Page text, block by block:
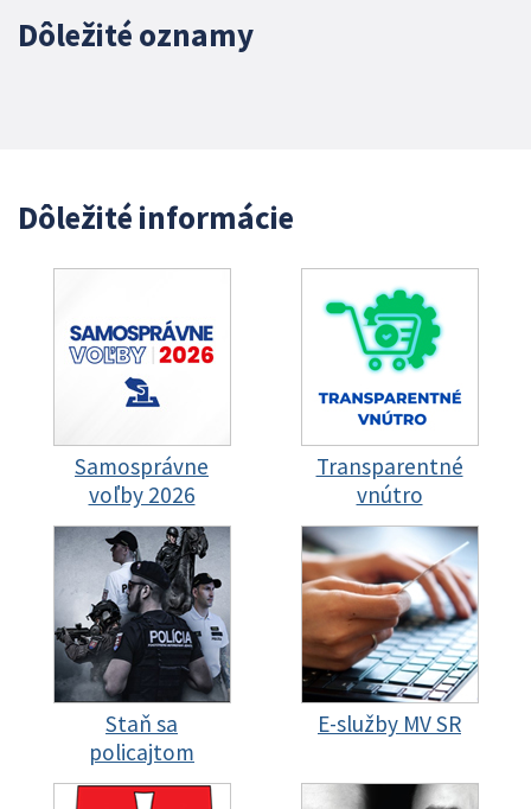
Dôležité oznamy
Dôležité informácie
Samosprávne
voľby 2026
Transparentné
vnútro
Staň sa
policajtom
E-služby MV SR